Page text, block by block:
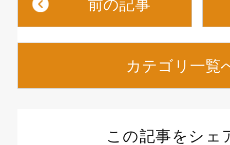
前の記事
カテゴリ一覧
この記事をシェ